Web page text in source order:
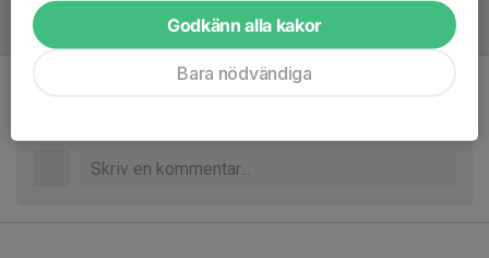
Referat Godkänn alla kakor
Bara nödvändiga